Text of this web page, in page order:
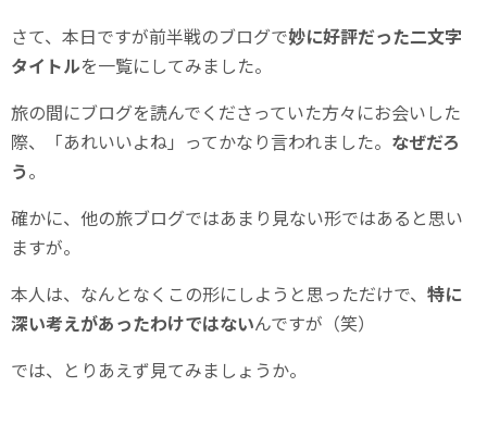
さて、本日ですが前半戦のブログで妙に好評だった二文字
タイトルを一覧にしてみました。
旅の間にブログを読んでくださっていた方々にお会いした
際、「あれいいよね」ってかなり言われました。 なぜだろ
う。
確かに、他の旅ブログではあまり見ない形ではあると思い
ますが。
本人は、なんとなくこの形にしようと思っただけで、 特に
深い考えがあったわけではないんですが（笑）
では、とりあえず見てみましょうか。